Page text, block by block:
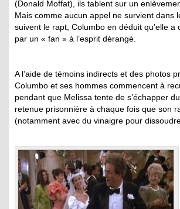
(Donald Moffat), ils tablent sur un
Mais comme aucun appel ne survient dans
suivent le rapt, Columbo en déduit qu’elle a
par un « fan » à l’esprit dérangé.
A l’aide de témoins indirects et des photos
Columbo et ses hommes commencent à
pendant que Melissa tente de s’échapper
retenue prisonnière à chaque fois que son
(notamment avec du vinaigre pour